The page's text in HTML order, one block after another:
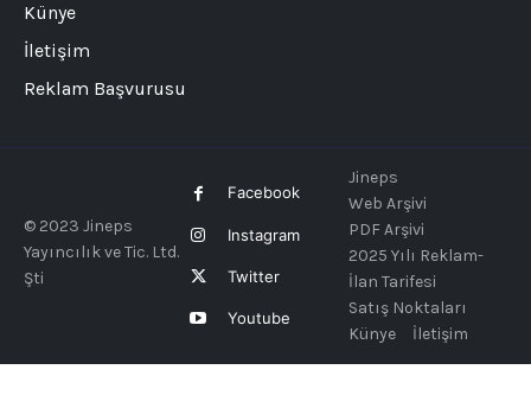
Künye
İletişim
Reklam Başvurusu
© 2023 Jineps
Yayıncılık ve Tic. Ltd.
Şti
Facebook
Instagram
Twitter
Youtube
Jineps
Web Arşivi
PDF Arşivi
2025 Yılı Reklam-
İlan Tarifesi
Satış Noktaları
Künye
İletişim